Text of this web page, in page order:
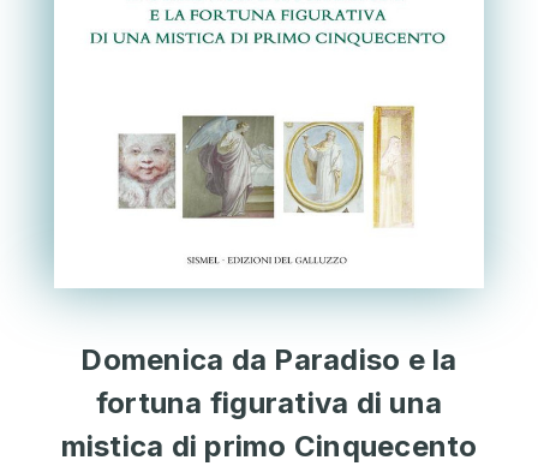
Domenica da Paradiso e la
fortuna figurativa di una
mistica di primo Cinquecento